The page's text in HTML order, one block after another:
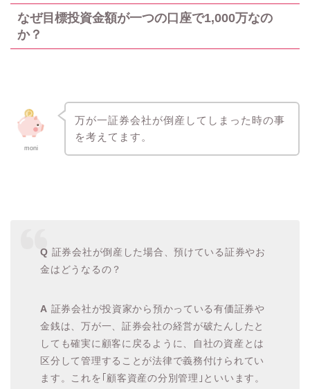
なぜ目標投資金額が一つの口座で1,000万なの
か？
moni
万が一証券会社が倒産してしまった時の事
を考えてます。
Q 証券会社が倒産した場合、預けている証券やお
金はどうなるの？
A 証券会社が投資家から預かっている有価証券や
金銭は、万が一、証券会社の経営が破たんしたと
しても確実に顧客に戻るように、自社の資産とは
区分して管理することが法律で義務付けられてい
ます。これを｢顧客資産の分別管理｣といいます。